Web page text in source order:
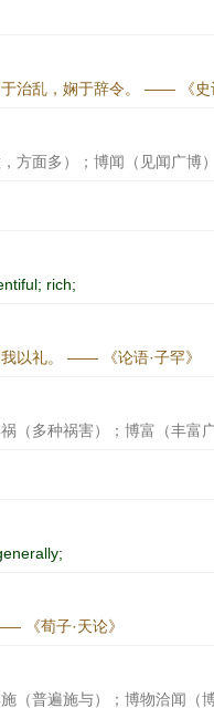
治乱，娴于辞令。 —— 《史
方面多）；博闻（见闻广博
rich;
以礼。 —— 《论语·子罕》
（多种祸害）；博富（丰富
《荀子·天论》
（普遍施与）；博物洽闻（